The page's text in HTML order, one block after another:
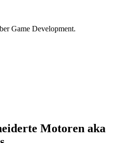
Game Development.
Motoren aka